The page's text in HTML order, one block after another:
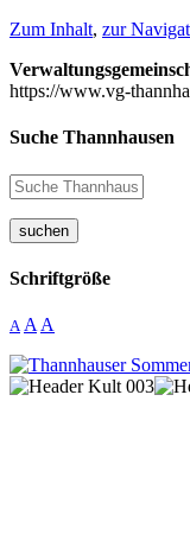
Zum Inhalt, zur
https://www.vg-
Suche Thannhausen
suchen
Schriftgröße
A A A